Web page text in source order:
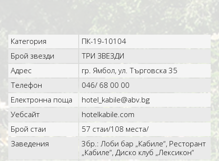
Категория
ПК-19-10104
Брой звезди
ТРИ ЗВЕЗДИ
Адрес
гр. Ямбол, ул. Търговска 35
Телефон
046/ 68 00 00
Електронна поща
hotel_kabile@abv.bg
Уебсайт
hotelkabile.com
Брой стаи
57 стаи/108 места/
Заведения
3бр.: Лоби бар „Кабиле“, Ресторант
„Кабиле“, Диско клуб „Лексикон“